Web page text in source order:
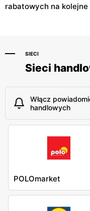
rabatowych na kolejne
SIECI
Sieci
Włącz
handlowych
POLOmarket